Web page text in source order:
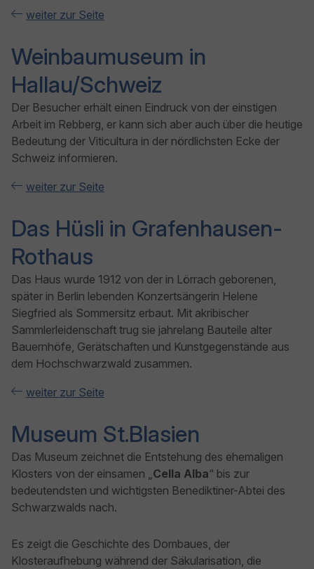
weiter zur Seite
Weinbaumuseum in
Hallau/Schweiz
Der Besucher erhält einen Eindruck von der einstigen
Arbeit im Rebberg, er kann sich aber auch über die heutige
Bedeutung der Viticultura in der nördlichsten Ecke der
Schweiz informieren.
weiter zur Seite
Das Hüsli in Grafenhausen-
Rothaus
Das Haus wurde 1912 von der in Lörrach geborenen,
später in Berlin lebenden Konzertsängerin Helene
Siegfried als Sommersitz erbaut. Mit akribischer
Sammlerleidenschaft trug sie jahrelang Bauteile alter
Bauernhöfe, Gerätschaften und Kunstgegenstände aus
dem Hochschwarzwald zusammen.
weiter zur Seite
Museum St.Blasien
Das Museum zeichnet die Entstehung des ehemaligen
Klosters von der einsamen „ Cella Alba“ bis zur
bedeutendsten und wichtigsten Benediktiner-Abtei des
Schwarzwalds nach.
Es zeigt die Geschichte des Dombaues, der
Klosteraufhebung während der Säkularisation, die